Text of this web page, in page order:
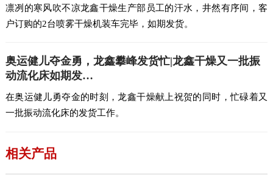
凛冽的寒风吹不凉龙鑫干燥生产部员工的汗水，井然有序间，客
户订购的2台喷雾干燥机装车完毕，如期发货。
奥运健儿夺金勇，龙鑫攀峰发货忙|龙鑫干燥又一批振
动流化床如期发…
在奥运健儿勇夺金的时刻，龙鑫干燥献上祝贺的同时，忙碌着又
一批振动流化床的发货工作。
相关产品